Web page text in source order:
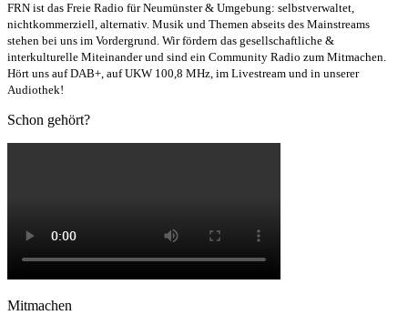
FRN ist das Freie Radio für Neumünster & Umgebung: selbstverwaltet,
nichtkommerziell, alternativ. Musik und Themen abseits des Mainstreams
stehen bei uns im Vordergrund. Wir fördern das gesellschaftliche &
interkulturelle Miteinander und sind ein Community Radio zum Mitmachen.
Hört uns auf DAB+, auf UKW 100,8 MHz, im Livestream und in unserer
Audiothek!
Schon gehört?
Mitmachen